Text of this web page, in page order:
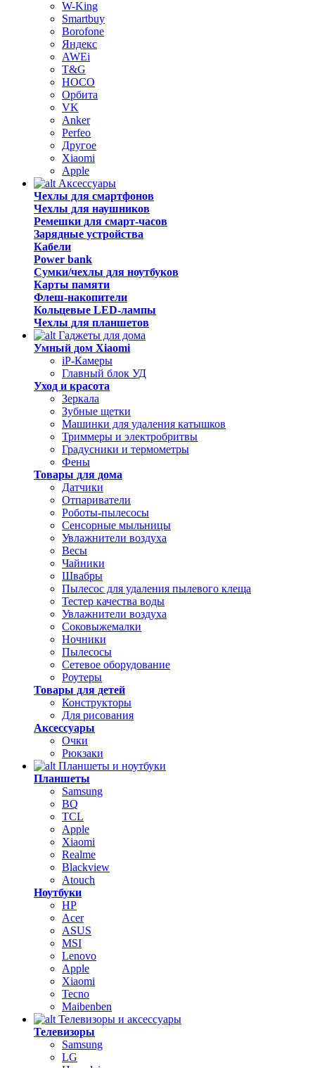
W-King
Smartbuy
Borofone
Яндекс
AWEi
T&G
HOCO
Орбита
VK
Anker
Perfeo
Другое
Xiaomi
Apple
Аксессуары
Чехлы для смартфонов
Чехлы для наушников
Ремешки для смарт-часов
Зарядные устройства
Кабели
Power bank
Сумки/чехлы для ноутбуков
Карты памяти
Флеш-накопители
Кольцевые LED-лампы
Чехлы для планшетов
Гаджеты для дома
Умный дом Xiaomi
iP-Камеры
Главный блок УД
Уход и красота
Зеркала
Зубные щетки
Машинки для удаления катышков
Триммеры и электробритвы
Градусники и термометры
Фены
Товары для дома
Датчики
Отпариватели
Роботы-пылесосы
Сенсорные мыльницы
Увлажнители воздуха
Весы
Чайники
Швабры
Пылесос для удаления пылевого клеща
Тестер качества воды
Увлажнители воздуха
Соковыжемалки
Ночники
Пылесосы
Сетевое оборудование
Роутеры
Товары для детей
Конструкторы
Для рисования
Аксессуары
Очки
Рюкзаки
Планшеты и ноутбуки
Планшеты
Samsung
BQ
TCL
Apple
Xiaomi
Realme
Blackview
Atouch
Ноутбуки
HP
Acer
ASUS
MSI
Lenovo
Apple
Xiaomi
Tecno
Maibenben
Телевизоры и аксессуары
Телевизоры
Samsung
LG